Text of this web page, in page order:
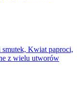
smutek, Kwiat paproci,
z wielu utworów